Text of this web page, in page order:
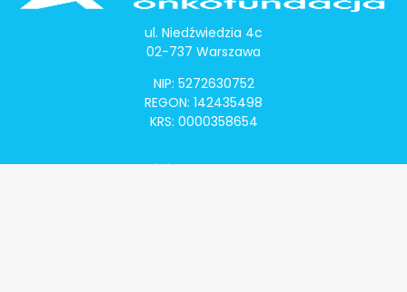
ul. Niedźwiedzia 4c
02-737 Warszawa
NIP: 5272630752
REGON: 142435498
KRS: 0000358654
Alivia Onkomapa